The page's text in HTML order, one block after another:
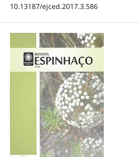
10.13187/ejced.2017.3.586